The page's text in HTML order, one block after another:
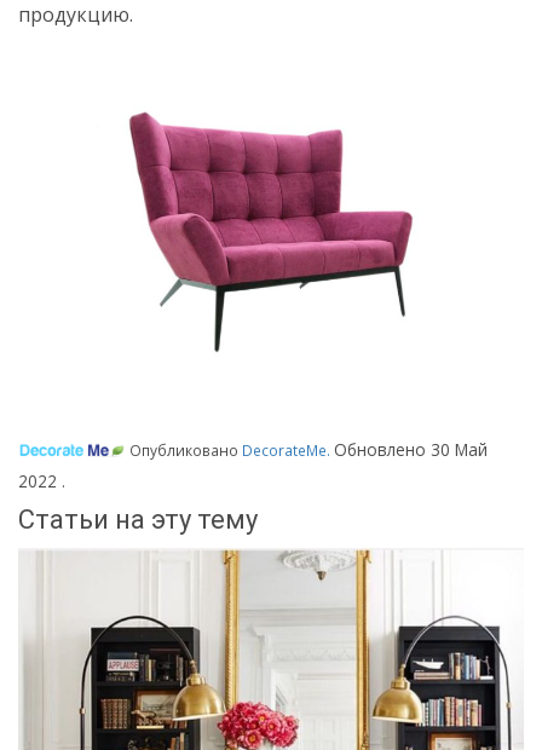
продукцию.
Опубликовано DecorateMe. Обновлено 30 Май
2022 .
Статьи на эту тему